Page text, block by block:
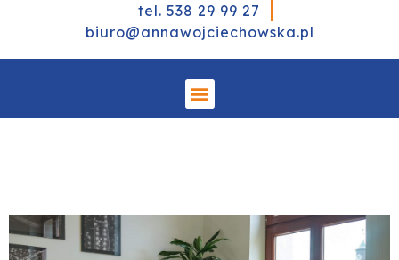
tel. 538 29 99 27
biuro@annawojciechowska.pl